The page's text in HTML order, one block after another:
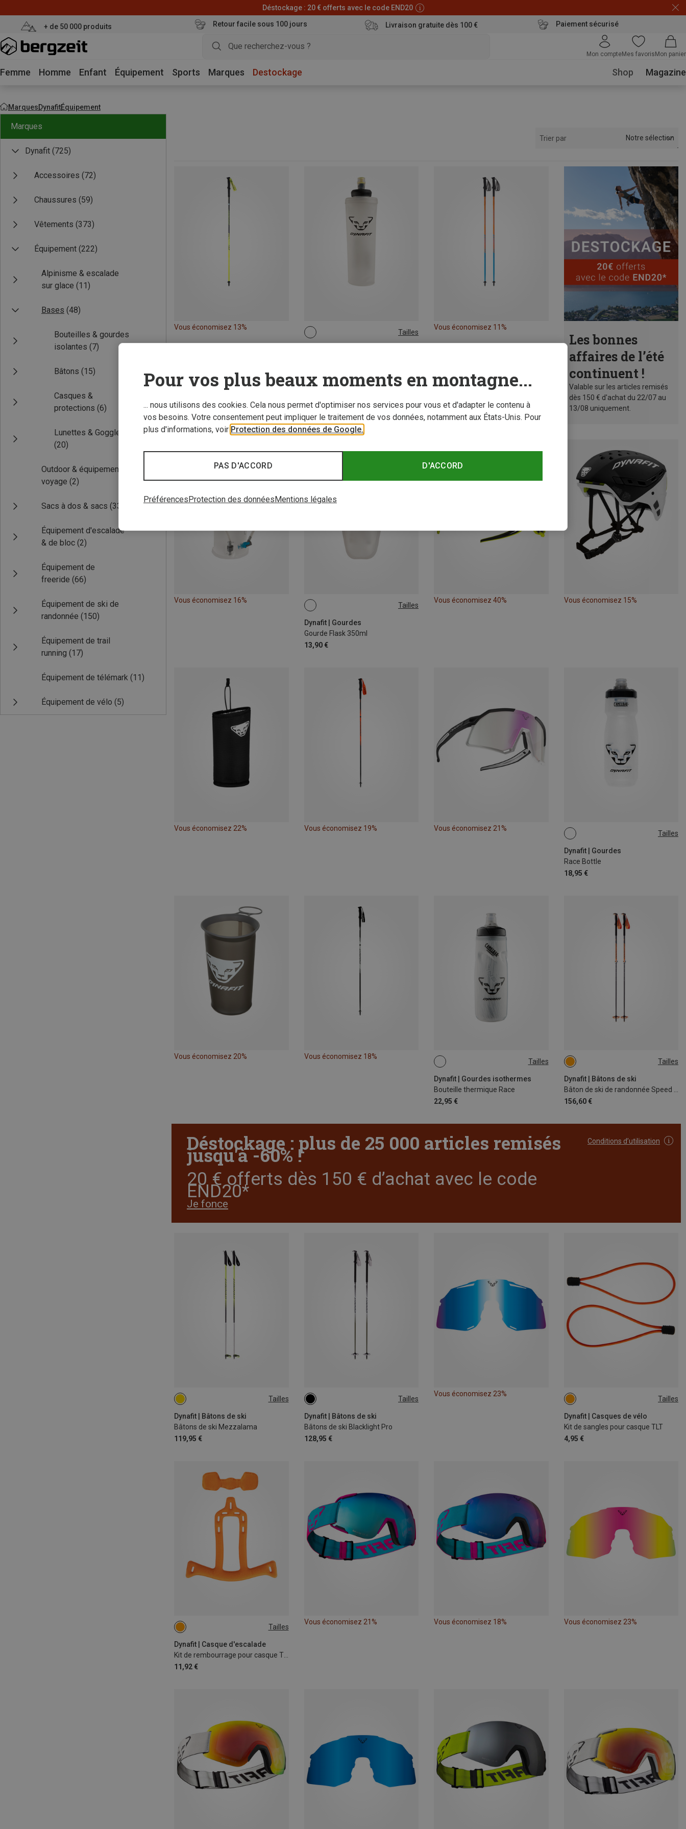
Déstockage : 20 € offerts avec le code END20
+ de 50 000 produits Retour facile sous 100 jours Livraison gratuite dès 100 € Paiement sécurisé
Mon compteMes favoris Mon panier
Femme Homme Enfant Équipement Sports Marques Destockage Shop Magazine
MarquesDynafitÉquipement
Marques
Dynafit (725)
Accessoires (72)
Chaussures (59)
Vêtements (373)
Équipement (222)
Alpinisme & escalade
sur glace (11)
Bases (48)
Bouteilles & gourdes
isolantes (7)
Bâtons (15)
Casques &
protections (6)
Lunettes & Goggles
(20)
Outdoor & équipement de
voyage (2)
Sacs à dos & sacs (33)
Équipement d'escalade
& de bloc (2)
Équipement de
freeride (66)
Équipement de ski de
randonnée (150)
Équipement de trail
running (17)
Équipement de télémark (11)
Équipement de vélo (5)
Trier par Notre sélection
Vous économisez 13%
Tailles
0,5L
Vous économisez 11%
Les bonnes
affaires de l’été
continuent !
Valable sur les articles remisés
dès 150 € d'achat du 22/07 au
13/08 uniquement.
Vous économisez 16%
Tailles
Dynafit | Gourdes
Gourde Flask 350ml
13,90 €
0.35L
Vous économisez 40% Vous économisez 15%
Vous économisez 22% Vous économisez 19% Vous économisez 21%
Tailles
Dynafit | Gourdes
Race Bottle
18,95 €
0.71L
Vous économisez 20% Vous économisez 18%
Tailles
Dynafit | Gourdes isothermes
Bouteille thermique Race
22,95 €
0.62L Tailles
Dynafit | Bâtons de ski
Bâton de ski de randonnée Speed Vario 2
156,60 €
105-145CM
Conditions d’utilisation
Déstockage : plus de 25 000 articles remisés
jusqu'à -60% !
20 € offerts dès 150 € d’achat avec le code
END20*
Je fonce
Tailles
Dynafit | Bâtons de ski
Bâtons de ski Mezzalama
119,95 €
145CM
130CM
125CM
Tailles
Dynafit | Bâtons de ski
Bâtons de ski Blacklight Pro
128,95 €
Vous économisez 23%
Tailles
Dynafit | Casques de vélo
Kit de sangles pour casque TLT
4,95 €
ONE SIZE
Tailles
Dynafit | Casque d'escalade
Kit de rembourrage pour casque TLT
11,92 €
L-XL
Vous économisez 21% Vous économisez 18% Vous économisez 23%
Pour vos plus beaux moments en montagne...
... nous utilisons des cookies. Cela nous permet d'optimiser nos services pour vous et d'adapter le contenu à
vos besoins. Votre consentement peut impliquer le traitement de vos données, notamment aux États-Unis. Pour
plus d'informations, voir Protection des données de Google.
D'ACCORD
PAS D'ACCORD
PréférencesProtection des donnéesMentions légales